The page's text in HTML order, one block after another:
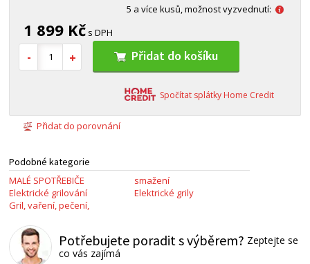
5 a více kusů, možnost vyzvednutí:
1 899 Kč s DPH
Přidat do košíku
Spočítat splátky Home Credit
Přidat do porovnání
Podobné kategorie
MALÉ SPOTŘEBIČE
Elektrické grilování
Gril, vaření, pečení,
smažení
Elektrické grily
Potřebujete poradit s výběrem? Zeptejte se
co vás zajímá